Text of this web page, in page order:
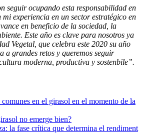
seguir ocupando esta responsabilidad en
experiencia en un sector estratégico en
en beneficio de la sociedad, la
Este año es clave para nosotros ya
Vegetal, que celebra este 2020 su año
a grandes retos y queremos seguir
moderna, productiva y sostenbile”.
en el girasol en el momento de la
no emerge bien?
la fase crítica que determina el rendiment